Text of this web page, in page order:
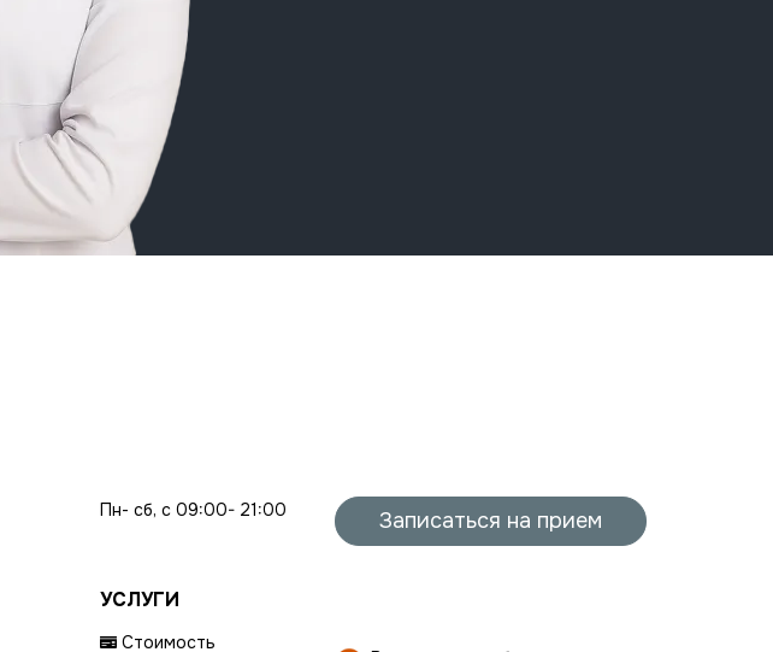
Пн- сб, с 09:00- 21:00
УСЛУГИ
Стоимость
Записаться на прием